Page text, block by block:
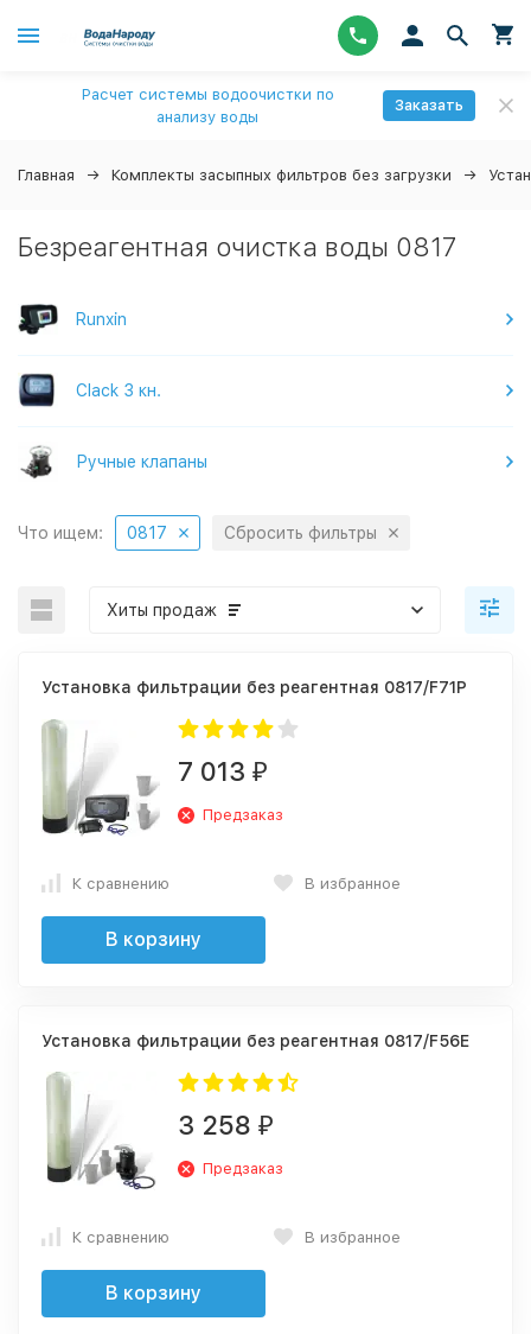
Расчет системы водоочистки по
анализу воды
Заказать
Главная Комплекты засыпных фильтров без загрузки
Безреагентная очистка воды 0817
Runxin
Clack 3 кн.
Ручные клапаны
Что ищем: 0817 Сбросить фильтры
Хиты продаж
Установка фильтрации без реагентная 0817/F71P
7 013 ₽
Предзаказ
К сравнению В избранное
В корзину
Установка фильтрации без реагентная 0817/F56Е
3 258 ₽
Предзаказ
К сравнению В избранное
В корзину